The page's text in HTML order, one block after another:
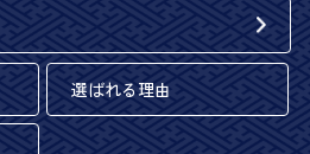
選ばれる理由